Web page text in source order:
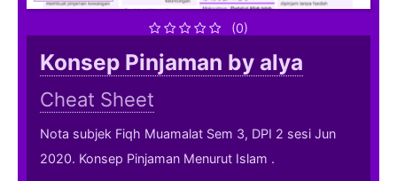
(0)
Konsep Pinjaman by alya
Cheat Sheet
Nota subjek Fiqh Muamalat Sem 3, DPI 2 sesi Jun
2020. Konsep Pinjaman Menurut Islam .